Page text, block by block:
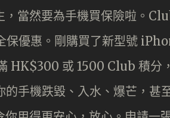
當然要為手機買保險啦。
優惠。剛購買了新型號
HK$300 或 1500 Club 積分
手機跌毀、入水、爆芒，甚